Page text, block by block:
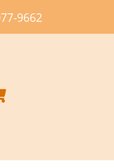
9662